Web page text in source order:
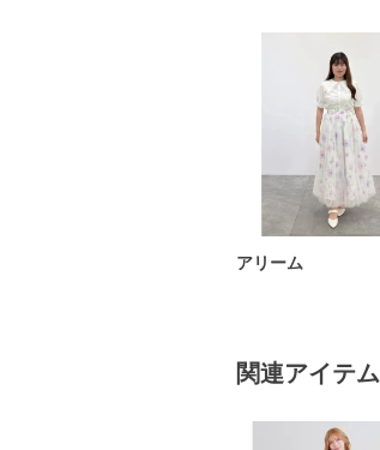
アリーム
関連アイテム